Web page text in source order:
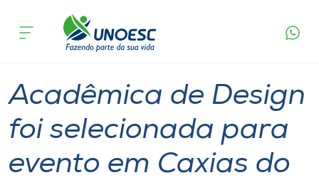
Cursos
Pesquisa
Atendimento ao Estudante
acontece
Acadêmica de Design
foi selecionada para
evento em Caxias do